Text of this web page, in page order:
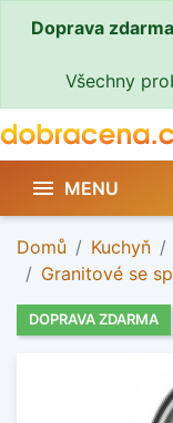
Doprava
Všechny
 MENU
Domů Kuchyň
Granitové se
DOPRAVA ZDARMA